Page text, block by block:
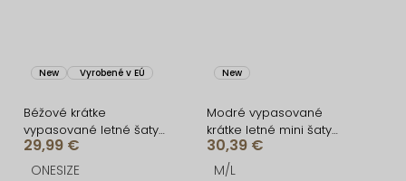
New Vyrobené v EÚ
Béžové krátke
vypasované letné šaty
BRINELLE na ramienka
29,99 €
ONESIZE
New
Modré vypasované
krátke letné mini šaty
ORSELLE
30,39 €
M/L